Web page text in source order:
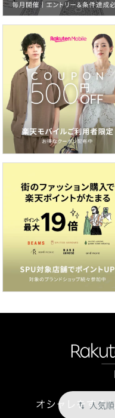
swap_vert 人気順